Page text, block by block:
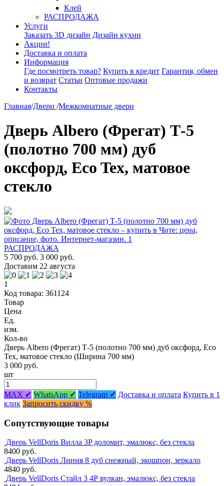
Клей
РАСПРОДАЖА
Услуги
Заказать 3D дизайн Дизайн кухни
Акции!
Доставка и оплата
Информация
Где посмотреть товар? Купить в кредит Гарантия, обмен
и возврат Статьи Оптовые продажи
Контакты
Главная/Двери /Межкомнатные двери
Дверь Albero (Фрегат) Т-5
(полотно 700 мм) дуб
оксфорд, Eco Tex, матовое
стекло
РАСПРОДАЖА
5 700 руб. 3 000 руб.
Доставим 22 августа
1
Код товара: 361124
Товар
Цена
Ед.
изм.
Кол-во
Дверь Albero (Фрегат) Т-5 (полотно 700 мм) дуб оксфорд, Eco
Tex, матовое стекло (Ширина 700 мм)
3 000 руб.
шт
MAX ✔ WhatsApp ✔ Telegram ✔ Доставка и оплата Купить в 1
клик Запросить скидку %
Сопутствующие товары
Дверь VellDoris Вилла 3P доломит, эмалюкс, без стекла
8400 руб.
Дверь VellDoris Линия 8 дуб снежный, экошпон, зеркало
4840 руб.
Дверь VellDoris Стайл 3 4Р вулкан, эмалюкс, без стекла